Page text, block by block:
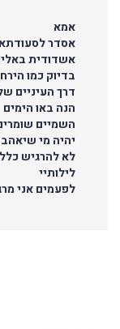
אמא
אסדר לסעודתא
אשדודית
בדיוק כמו הירח
דרך העיניים
הנה באו הימים
השמיים
יהיה מי
לא להרגיש כלל
לילותיי
לפעמים אני